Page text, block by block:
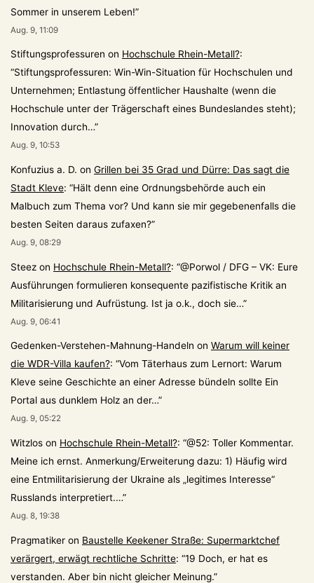
Sommer in unserem Leben!”
Aug. 9, 11:09
Stiftungsprofessuren on Hochschule Rhein-Metall?:
“Stiftungsprofessuren: Win-Win-Situation für Hochschulen und
Unternehmen; Entlastung öffentlicher Haushalte (wenn die
Hochschule unter der Trägerschaft eines Bundeslandes steht);
Innovation durch…”
Aug. 9, 10:53
Konfuzius a. D. on Grillen bei 35 Grad und Dürre: Das sagt die
Stadt Kleve: “Hält denn eine Ordnungsbehörde auch ein
Malbuch zum Thema vor? Und kann sie mir gegebenenfalls die
besten Seiten daraus zufaxen?”
Aug. 9, 08:29
Steez on Hochschule Rhein-Metall?: “@Porwol / DFG – VK: Eure
Ausführungen formulieren konsequente pazifistische Kritik an
Militarisierung und Aufrüstung. Ist ja o.k., doch sie…”
Aug. 9, 06:41
Gedenken-Verstehen-Mahnung-Handeln on Warum will keiner
die WDR-Villa kaufen?: “Vom Täterhaus zum Lernort: Warum
Kleve seine Geschichte an einer Adresse bündeln sollte Ein
Portal aus dunklem Holz an der…”
Aug. 9, 05:22
Witzlos on Hochschule Rhein-Metall?: “@52: Toller Kommentar.
Meine ich ernst. Anmerkung/Erweiterung dazu: 1) Häufig wird
eine Entmilitarisierung der Ukraine als „legitimes Interesse“
Russlands interpretiert.…”
Aug. 8, 19:38
Pragmatiker on Baustelle Keekener Straße: Supermarktchef
verärgert, erwägt rechtliche Schritte: “19 Doch, er hat es
verstanden. Aber bin nicht gleicher Meinung.”